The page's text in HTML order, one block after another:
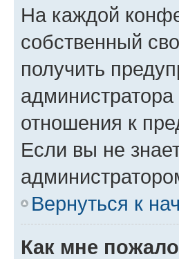
На каждой
собственный
получить
отношения к
Если вы не
Вернуться к
Как мне